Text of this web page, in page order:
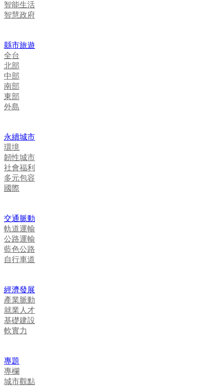
智能生活
智慧政府
縣市旅遊
全台
北部
中部
南部
東部
外島
永續城市
環境
韌性城市
社會福利
多元包容
國際
交通脈動
軌道運輸
公路運輸
藍色公路
自行車道
經濟發展
產業脈動
就業人才
基礎建設
軟實力
專題
專欄
城市觀點